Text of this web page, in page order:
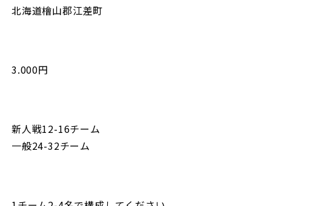
北海道檜山郡江差町
3.000円
新人戦12-16チーム
一般24-32チーム